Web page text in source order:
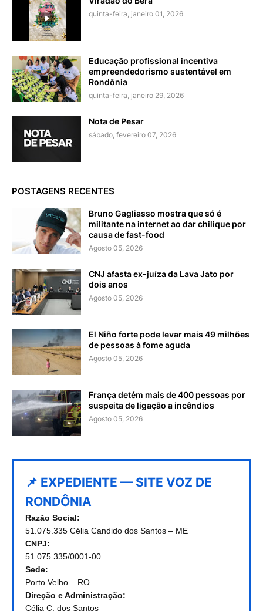
quinta-feira, janeiro 01, 2026
Educação profissional incentiva
empreendedorismo sustentável em
Rondônia
quinta-feira, janeiro 29, 2026
Nota de Pesar
sábado, fevereiro 07, 2026
POSTAGENS RECENTES
Bruno Gagliasso mostra que só é
militante na internet ao dar chilique por
causa de fast-food
Agosto 05, 2026
CNJ afasta ex-juíza da Lava Jato por
dois anos
Agosto 05, 2026
El Niño forte pode levar mais 49 milhões
de pessoas à fome aguda
Agosto 05, 2026
França detém mais de 400 pessoas por
suspeita de ligação a incêndios
Agosto 05, 2026
📌 EXPEDIENTE — SITE VOZ DE
RONDÔNIA
Razão Social:
51.075.335 Célia Candido dos Santos – ME
CNPJ:
51.075.335/0001-00
Sede:
Porto Velho – RO
Direção e Administração:
Célia C. dos Santos